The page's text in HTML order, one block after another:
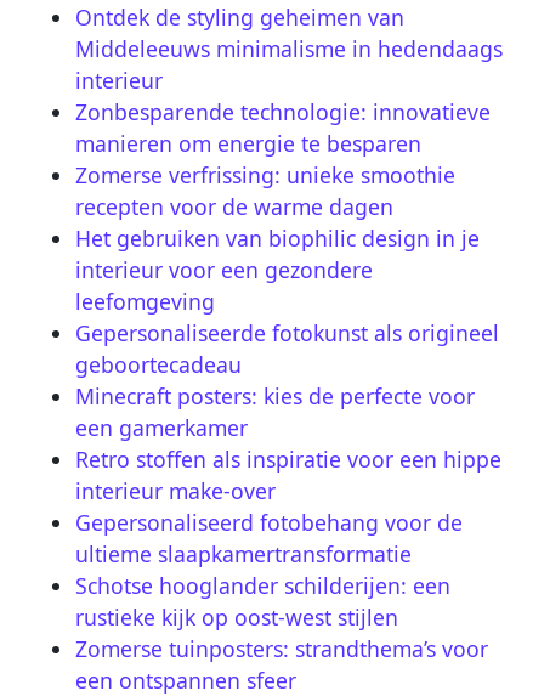
Ontdek de styling geheimen van
Middeleeuws minimalisme in hedendaags
interieur
Zonbesparende technologie: innovatieve
manieren om energie te besparen
Zomerse verfrissing: unieke smoothie
recepten voor de warme dagen
Het gebruiken van biophilic design in je
interieur voor een gezondere
leefomgeving
Gepersonaliseerde fotokunst als origineel
geboortecadeau
Minecraft posters: kies de perfecte voor
een gamerkamer
Retro stoffen als inspiratie voor een hippe
interieur make-over
Gepersonaliseerd fotobehang voor de
ultieme slaapkamertransformatie
Schotse hooglander schilderijen: een
rustieke kijk op oost-west stijlen
Zomerse tuinposters: strandthema’s voor
een ontspannen sfeer